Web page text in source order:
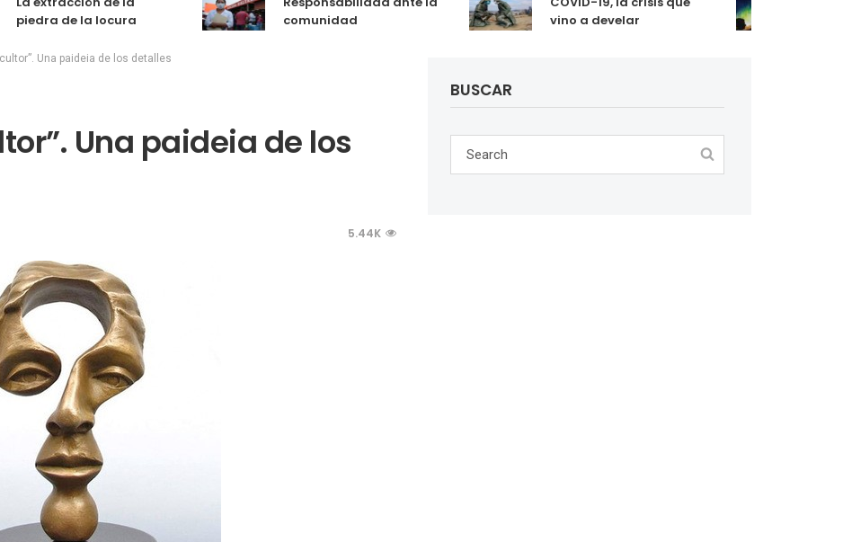
de la locura
comunidad
vino a develar
Una paideia de los detalles
Una paideia de los
5.44K
BUSCAR